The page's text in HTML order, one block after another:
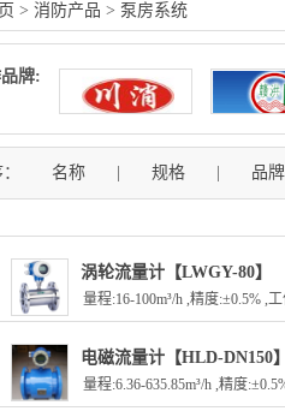
> 消防产品 > 泵房系统
牌:
精亿 精
名称 规格 品牌
涡轮流量计【LWGY-80】
量程:16-100m³/h ,精度:±0.5% ,
电磁流量计【HLD-DN150】
量程:6.36-635.85m³/h ,精度